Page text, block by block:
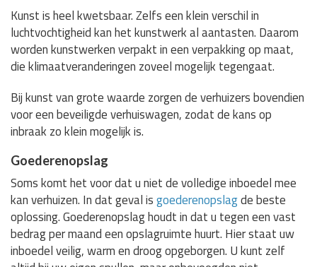
Kunst is heel kwetsbaar. Zelfs een klein verschil in
luchtvochtigheid kan het kunstwerk al aantasten. Daarom
worden kunstwerken verpakt in een verpakking op maat,
die klimaatveranderingen zoveel mogelijk tegengaat.
Bij kunst van grote waarde zorgen de verhuizers bovendien
voor een beveiligde verhuiswagen, zodat de kans op
inbraak zo klein mogelijk is.
Goederenopslag
Soms komt het voor dat u niet de volledige inboedel mee
kan verhuizen. In dat geval isgoederenopslagde beste
oplossing. Goederenopslag houdt in dat u tegen een vast
bedrag per maand een opslagruimte huurt. Hier staat uw
inboedel veilig, warm en droog opgeborgen. U kunt zelf